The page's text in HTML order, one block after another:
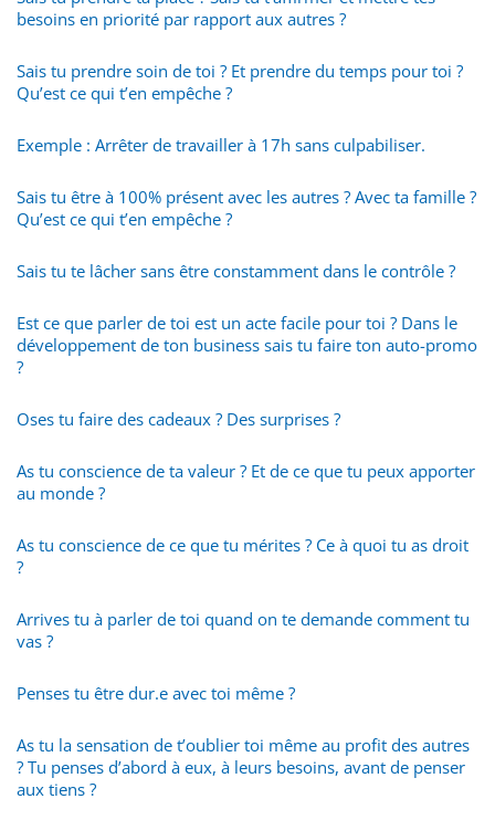
besoins en priorité par rapport aux autres ?
Sais tu prendre soin de toi ? Et prendre du temps pour toi ?
Qu’est ce qui t’en empêche ?
Exemple : Arrêter de travailler à 17h sans culpabiliser.
Sais tu être à 100% présent avec les autres ? Avec ta famille ?
Qu’est ce qui t’en empêche ?
Sais tu te lâcher sans être constamment dans le contrôle ?
Est ce que parler de toi est un acte facile pour toi ? Dans le
développement de ton business sais tu faire ton auto-promo
?
Oses tu faire des cadeaux ? Des surprises ?
As tu conscience de ta valeur ? Et de ce que tu peux apporter
au monde ?
As tu conscience de ce que tu mérites ? Ce à quoi tu as droit
?
Arrives tu à parler de toi quand on te demande comment tu
vas ?
Penses tu être dur.e avec toi même ?
As tu la sensation de t’oublier toi même au profit des autres
? Tu penses d’abord à eux, à leurs besoins, avant de penser
aux tiens ?